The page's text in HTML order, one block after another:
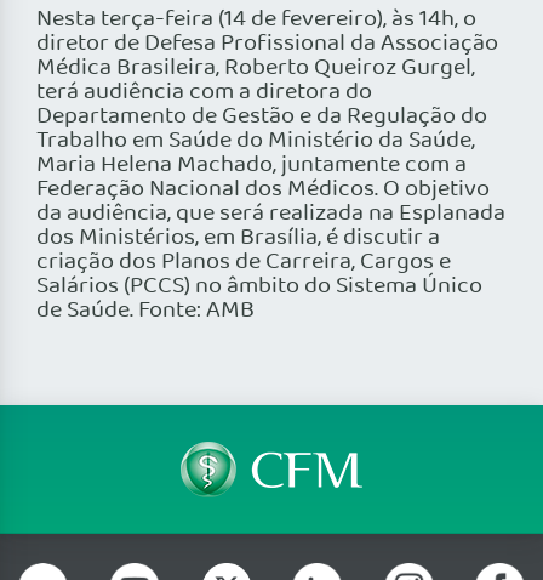
Nesta terça-feira (14 de fevereiro), às 14h, o
diretor de Defesa Profissional da Associação
Médica Brasileira, Roberto Queiroz Gurgel,
terá audiência com a diretora do
Departamento de Gestão e da Regulação do
Trabalho em Saúde do Ministério da Saúde,
Maria Helena Machado, juntamente com a
Federação Nacional dos Médicos. O objetivo
da audiência, que será realizada na Esplanada
dos Ministérios, em Brasília, é discutir a
criação dos Planos de Carreira, Cargos e
Salários (PCCS) no âmbito do Sistema Único
de Saúde. Fonte: AMB